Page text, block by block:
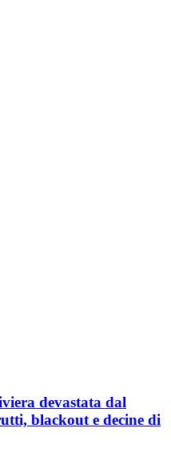
devastata dal
blackout e decine di